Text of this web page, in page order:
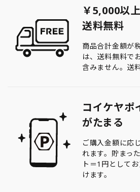
￥5,000以
送料無料
商品合計金額が
は、送料無料で
含みません。送
コイケヤポ
がたまる
ご購入金額に応
れます。貯まっ
ト＝1円として
けます。